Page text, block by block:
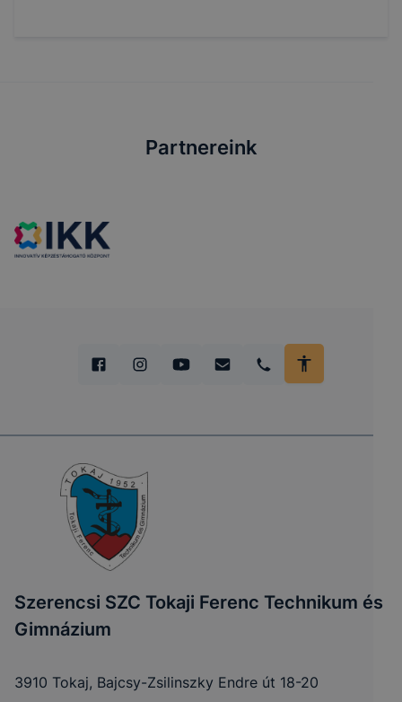
Partnereink
Szerencsi SZC Tokaji Ferenc Technikum és
Gimnázium
3910 Tokaj, Bajcsy-Zsilinszky Endre út 18-20